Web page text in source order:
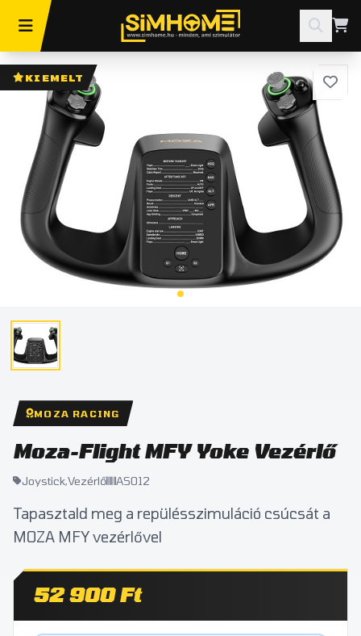
KIEMELT
MOZA RACING
Moza-Flight MFY Yoke Vezérlő
Joystick,Vezérlő AS012
Tapasztald meg a repülésszimuláció csúcsát a
MOZA MFY vezérlővel
52 900 Ft